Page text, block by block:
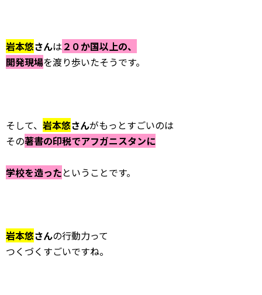
岩本悠さんは ２０か国以上の、
開発現場を渡り歩いたそうです。
そして、 岩本悠さんがもっとすごいのは
その著書の印税でアフガニスタンに
学校を造ったということです。
岩本悠さんの行動力って
つくづくすごいですね。